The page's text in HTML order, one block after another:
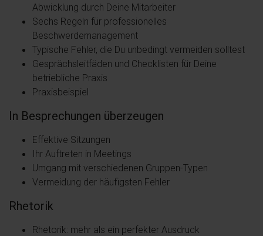
Abwicklung durch Deine Mitarbeiter
Sechs Regeln für professionelles
Beschwerdemanagement
Typische Fehler, die Du unbedingt vermeiden solltest
Gesprächsleitfäden und Checklisten für Deine
betriebliche Praxis
Praxisbeispiel
In Besprechungen überzeugen
Effektive Sitzungen
Ihr Auftreten in Meetings
Umgang mit verschiedenen Gruppen-Typen
Vermeidung der häufigsten Fehler
Rhetorik
Rhetorik: mehr als ein perfekter Ausdruck